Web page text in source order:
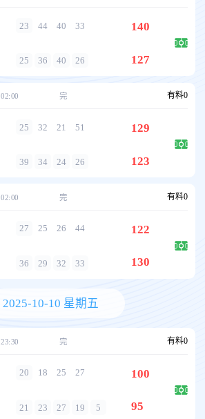
23 44 40 33
25 36 40 26
140
127
02:00 完 有料0
25 32 21 51
39 34 24 26
129
123
02:00 完 有料0
27 25 26 44
36 29 32 33
122
130
2025-10-10 星期五
23:30 完 有料0
20 18 25 27
21 23 27 19 5
100
95